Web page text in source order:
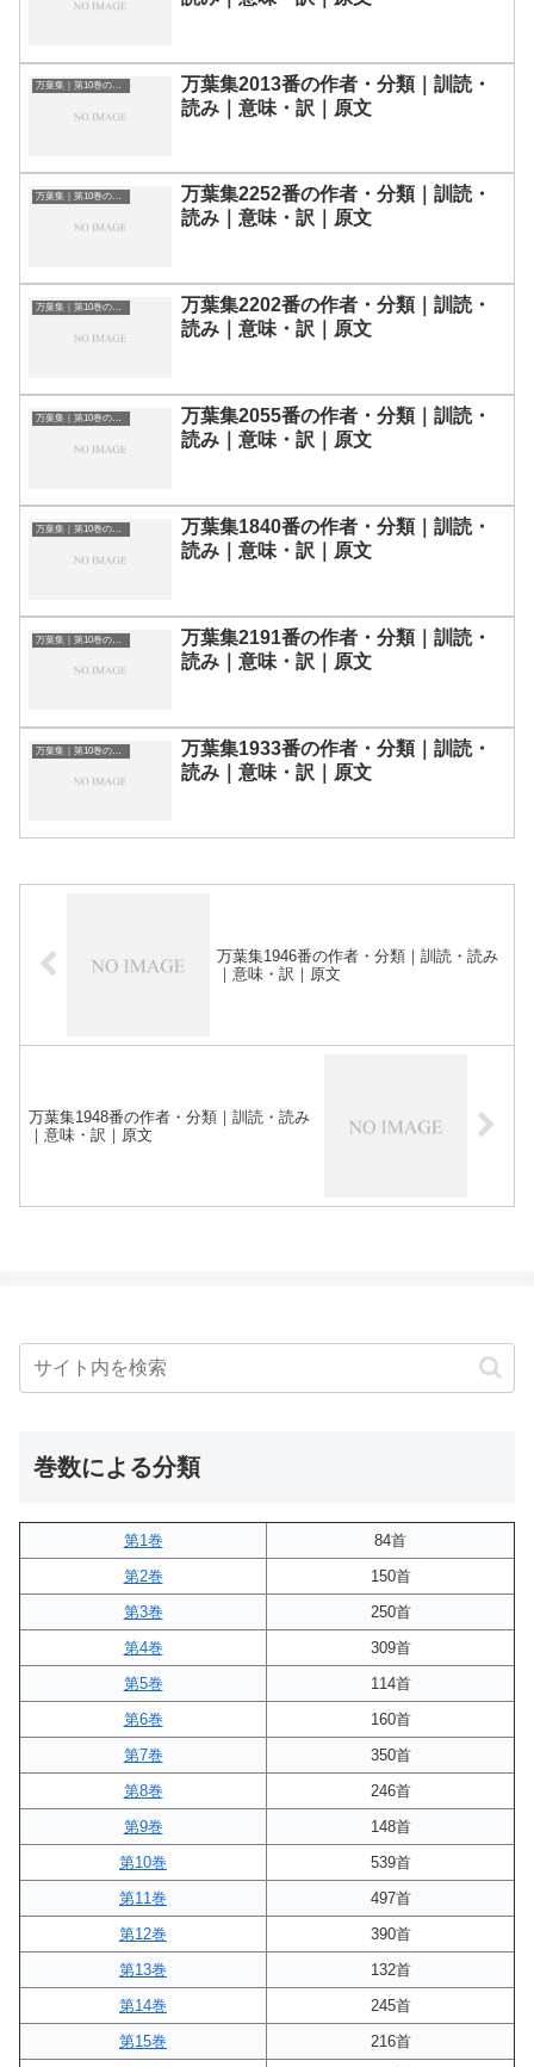
万葉集｜第10巻の和歌一覧
万葉集2013番の作者・分類｜訓読・
読み｜意味・訳｜原文
万葉集｜第10巻の和歌一覧
万葉集2252番の作者・分類｜訓読・
読み｜意味・訳｜原文
万葉集｜第10巻の和歌一覧
万葉集2202番の作者・分類｜訓読・
読み｜意味・訳｜原文
万葉集｜第10巻の和歌一覧
万葉集2055番の作者・分類｜訓読・
読み｜意味・訳｜原文
万葉集｜第10巻の和歌一覧
万葉集1840番の作者・分類｜訓読・
読み｜意味・訳｜原文
万葉集｜第10巻の和歌一覧
万葉集2191番の作者・分類｜訓読・
読み｜意味・訳｜原文
万葉集｜第10巻の和歌一覧
万葉集1933番の作者・分類｜訓読・
読み｜意味・訳｜原文
万葉集1946番の作者・分類｜訓読・読み
｜意味・訳｜原文
万葉集1948番の作者・分類｜訓読・読み
｜意味・訳｜原文
巻数による分類
第1巻
84首
第2巻
150首
第3巻
250首
第4巻
309首
第5巻
114首
第6巻
160首
第7巻
350首
第8巻
246首
第9巻
148首
第10巻
539首
第11巻
497首
第12巻
390首
第13巻
132首
第14巻
245首
第15巻
216首